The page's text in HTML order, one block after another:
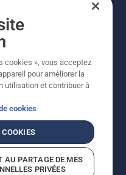
réservés. Les prix
conseillés. Photos non
sont des prix de
direct.
aux cookies
de confidentialité
de violations présumées
cookies », vous acceptez
pour améliorer la
utilisation et contribuer à
cookies
AU PARTAGE DE MES
PRIVÉES